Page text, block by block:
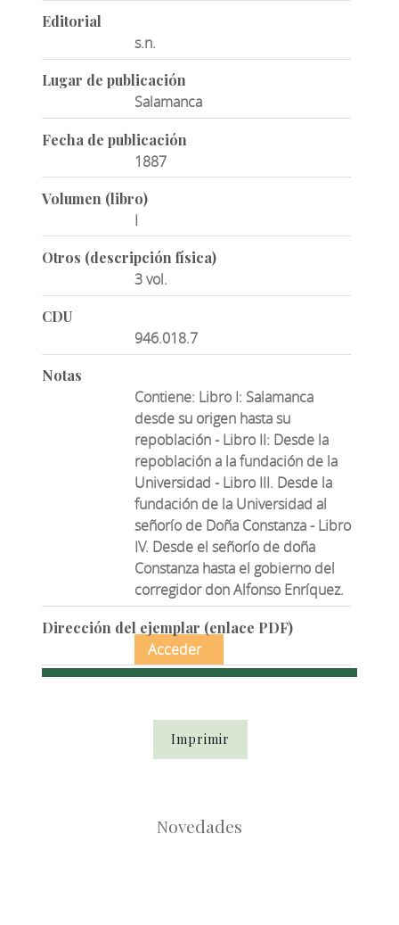
Editorial
s.n.
Lugar de publicación
Salamanca
Fecha de publicación
1887
Volumen (libro)
I
Otros (descripción física)
3 vol.
CDU
946.018.7
Notas
Contiene: Libro I: Salamanca
desde su origen hasta su
repoblación - Libro II: Desde la
repoblación a la fundación de la
Universidad - Libro III. Desde la
fundación de la Universidad al
señorío de Doña Constanza - Libro
IV. Desde el señorío de doña
Constanza hasta el gobierno del
corregidor don Alfonso Enríquez.
Dirección del ejemplar (enlace PDF)
Acceder
Imprimir
Novedades